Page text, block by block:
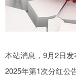
本站消息，9月2日
2025年第1次分红公